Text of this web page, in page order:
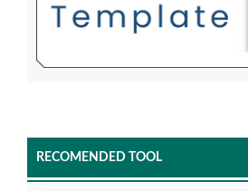
RECOMENDED TOOL